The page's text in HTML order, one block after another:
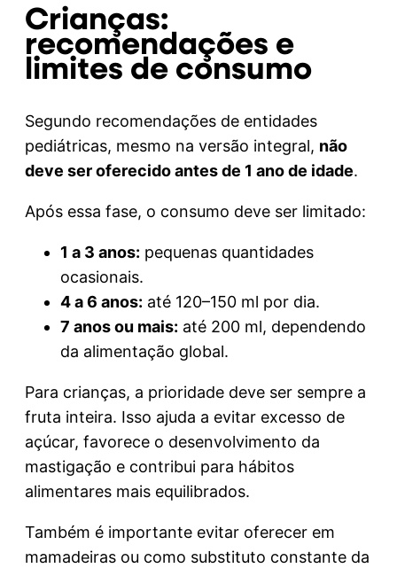
Crianças:
recomendações e
limites de consumo
Segundo recomendações de entidades
pediátricas, mesmo na versão integral, não
deve ser oferecido antes de 1 ano de idade.
Após essa fase, o consumo deve ser limitado:
1 a 3 anos: pequenas quantidades
ocasionais.
4 a 6 anos: até 120–150 ml por dia.
7 anos ou mais: até 200 ml, dependendo
da alimentação global.
Para crianças, a prioridade deve ser sempre a
fruta inteira. Isso ajuda a evitar excesso de
açúcar, favorece o desenvolvimento da
mastigação e contribui para hábitos
alimentares mais equilibrados.
Também é importante evitar oferecer em
mamadeiras ou como substituto constante da